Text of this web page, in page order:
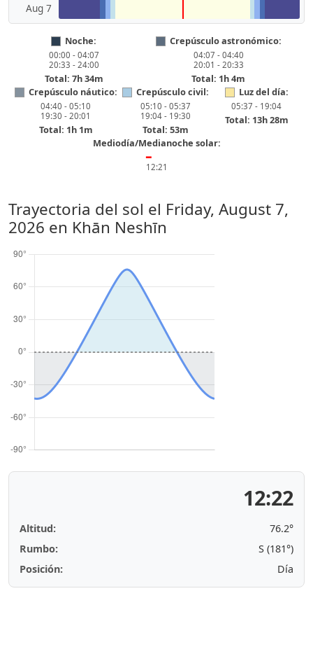
Aug 7
Noche:
00:00 - 04:07
20:33 - 24:00
Total: 7h 34m
Crepúsculo astronómico:
04:07 - 04:40
20:01 - 20:33
Total: 1h 4m
Crepúsculo náutico:
04:40 - 05:10
19:30 - 20:01
Total: 1h 1m
Crepúsculo civil:
05:10 - 05:37
19:04 - 19:30
Total: 53m
Luz del día:
05:37 - 19:04
Total: 13h 28m
Mediodía/Medianoche solar:
━
12:21
Trayectoria del sol el Friday, August 7,
2026 en Khān Neshīn
12:22
Altitud:
76.2°
Rumbo:
S (181°)
Posición:
Día